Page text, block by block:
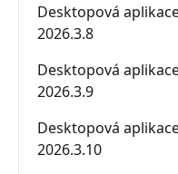
Desktopová
2026.3.8
Desktopová
2026.3.9
Desktopová
2026.3.10